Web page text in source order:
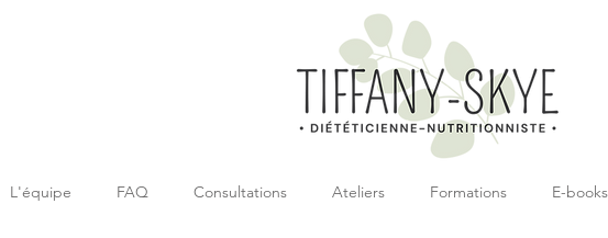
L'équipe FAQ Consultations Ateliers Formations E-books